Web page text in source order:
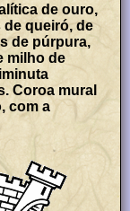
de ouro,
de queiró, de
de púrpura,
milho de
Coroa mural
com a